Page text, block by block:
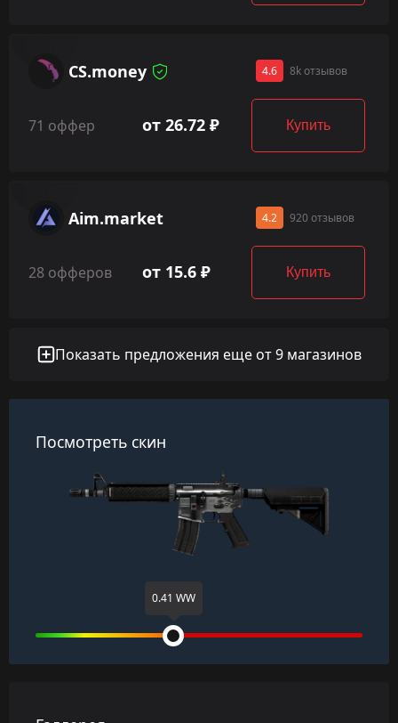
CS.money 4.6 8k отзывов
71 оффер от 26.72 ₽ Купить
Aim.market 4.2 920 отзывов
28 офферов от 15.6 ₽ Купить
Показать предложения еще от 9 магазинов
Посмотреть скин
0.41 WW